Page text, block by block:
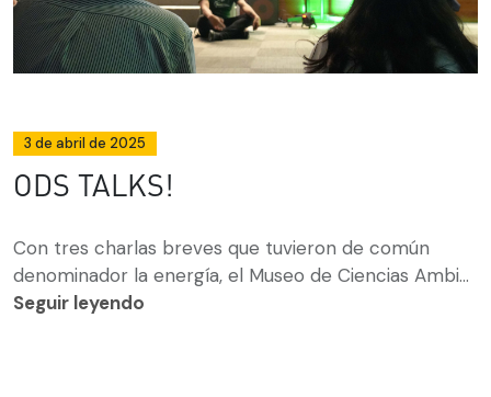
3 de abril de 2025
ODS TALKS!
Con tres charlas breves que tuvieron de común
denominador la energía, el Museo de Ciencias Ambi...
Seguir leyendo